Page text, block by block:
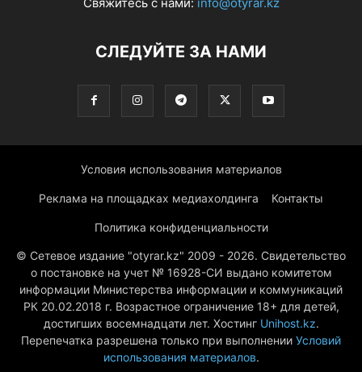
СЛЕДУЙТЕ ЗА НАМИ
Условия использования материалов
Реклама на площадках медиахолдинга Контакты
Политика конфиденциальности
© Сетевое издание "otyrar.kz" 2009 - 2026. Свидетельство
о постановке на учет № 16928-СИ выдано комитетом
информации Министерства информации и коммуникаций
РК 20.02.2018 г. Возрастное ограничение 18+ для детей,
достигших восемнадцати лет. Хостинг Unihost.kz.
Перепечатка разрешена только при выполнении Условий
использования материалов.